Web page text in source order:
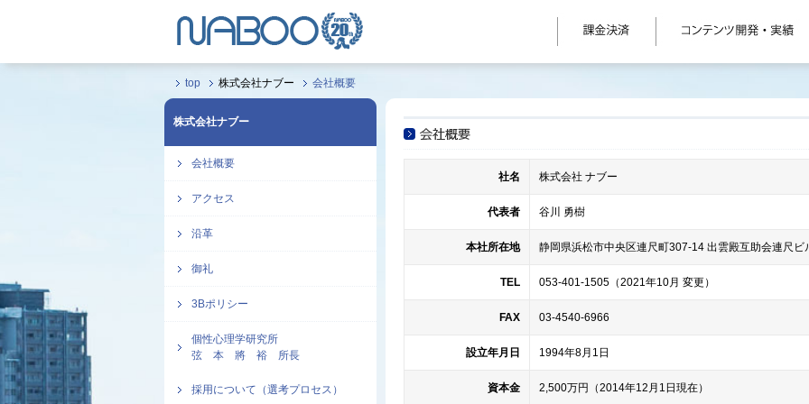
top 株式会社ナブー 会社概要
株式会社ナブー
会社概要
アクセス
沿革
御礼
3Bポリシー
個性心理学研究所
弦 本 將 裕 所長
採用について（選考プロセス）
社名 株式会社 ナブー
代表者 谷川 勇樹
本社所在地 静岡県浜松市中央区連尺町307-14 出雲殿互助会連尺ビ
TEL 053-401-1505（2021年10月 変更）
FAX 03-4540-6966
設立年月日 1994年8月1日
資本金 2,500万円（2014年12月1日現在）